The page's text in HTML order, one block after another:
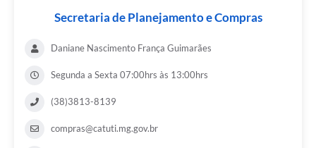
Secretaria de Planejamento e Compras
Daniane Nascimento França Guimarães
Segunda a Sexta 07:00hrs às 13:00hrs
(38)3813-8139
compras@catuti.mg.gov.br